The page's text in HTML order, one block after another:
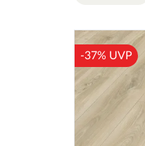
-37% UVP